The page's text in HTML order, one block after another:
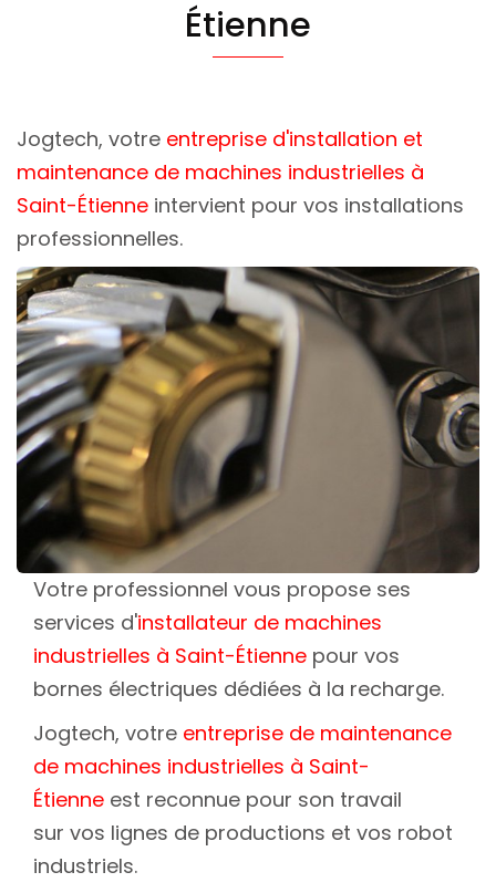
Étienne
Jogtech, votre entreprise d'installation et
maintenance de machines industrielles à
Saint-Étienne intervient pour vos installations
professionnelles.
Votre professionnel vous propose ses
services d'installateur de machines
industrielles à Saint-Étienne pour vos
bornes électriques dédiées à la recharge.
Jogtech, votre entreprise de maintenance
de machines industrielles à Saint-
Étienne est reconnue pour son travail
sur vos lignes de productions et vos robot
industriels.